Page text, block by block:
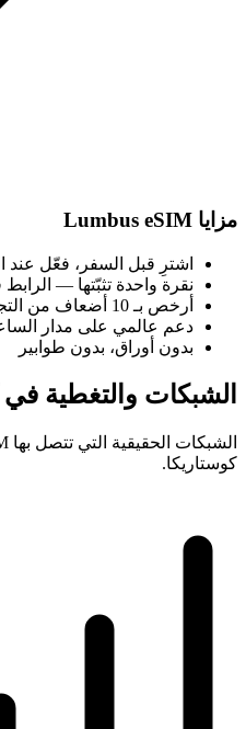
مزايا Lumbus eSIM
اشترِ قبل السفر، فعّل عند
نقرة واحدة تثبّتها —
أرخص بـ 10 أضعاف من التجوال
دعم عالمي على مدار
بدون أوراق، بدون طوابير
الشبكات والتغطية في
كوستاريكا.